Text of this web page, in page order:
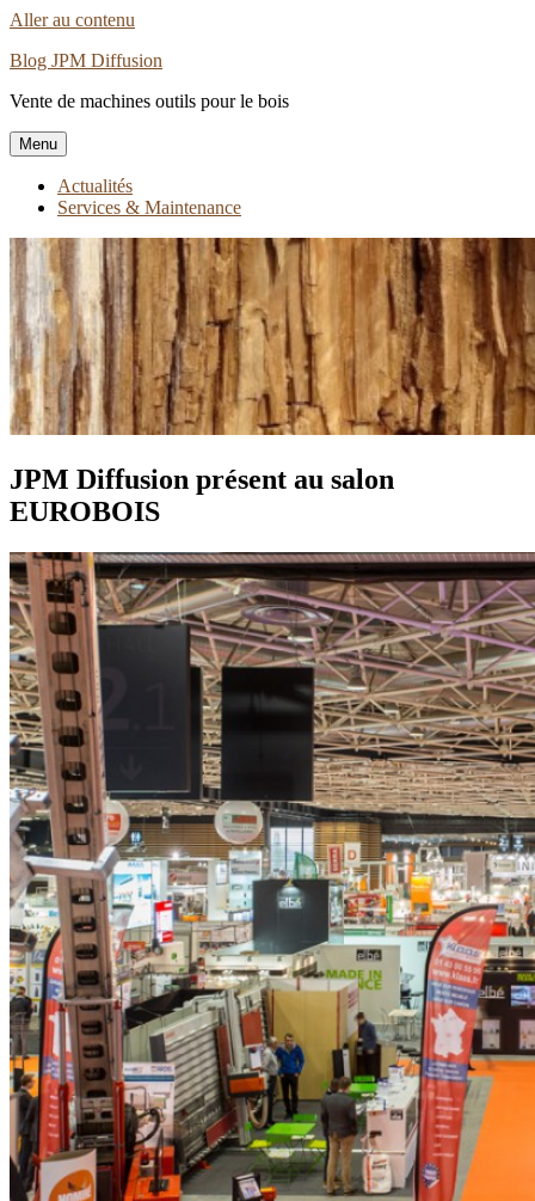
Aller au contenu
Blog JPM Diffusion
Vente de machines outils pour le bois
Menu
Actualités
Services & Maintenance
JPM Diffusion présent au salon
EUROBOIS